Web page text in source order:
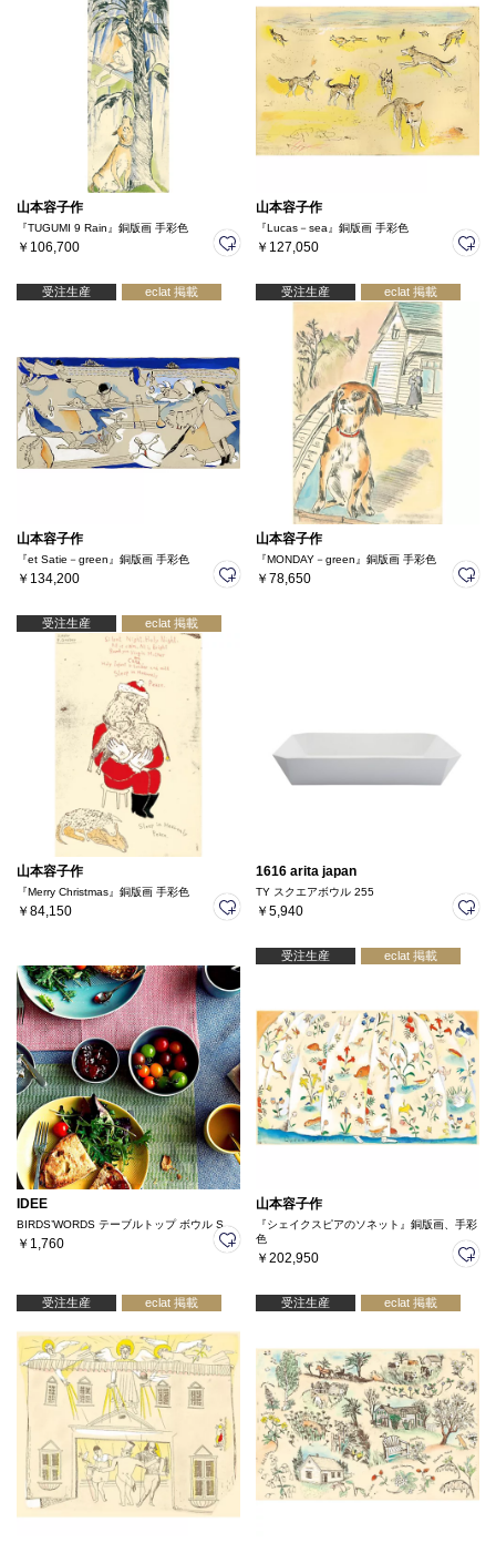
山本容子作
『TUGUMI 9 Rain』銅版画 手彩色
￥106,700
山本容子作
『Lucas－sea』銅版画 手彩色
￥127,050
受注生産 eclat 掲載
山本容子作
『et Satie－green』銅版画 手彩色
￥134,200
受注生産 eclat 掲載
山本容子作
『MONDAY－green』銅版画 手彩色
￥78,650
受注生産 eclat 掲載
山本容子作
『Merry Christmas』銅版画 手彩色
￥84,150
1616 arita japan
TY スクエアボウル 255
￥5,940
IDEE
BIRDS’WORDS テーブルトップ ボウル S
￥1,760
受注生産 eclat 掲載
山本容子作
『シェイクスピアのソネット』銅版画、手彩
色
￥202,950
受注生産 eclat 掲載 受注生産 eclat 掲載